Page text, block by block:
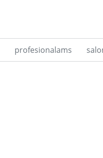
profesionalams